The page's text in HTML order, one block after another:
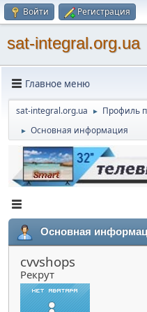
Войти Регистрация
sat-integral.org.ua
Главное меню
sat-integral.org.ua ► Профиль
► Основная информация
Основная
cvvshops
Рекрут